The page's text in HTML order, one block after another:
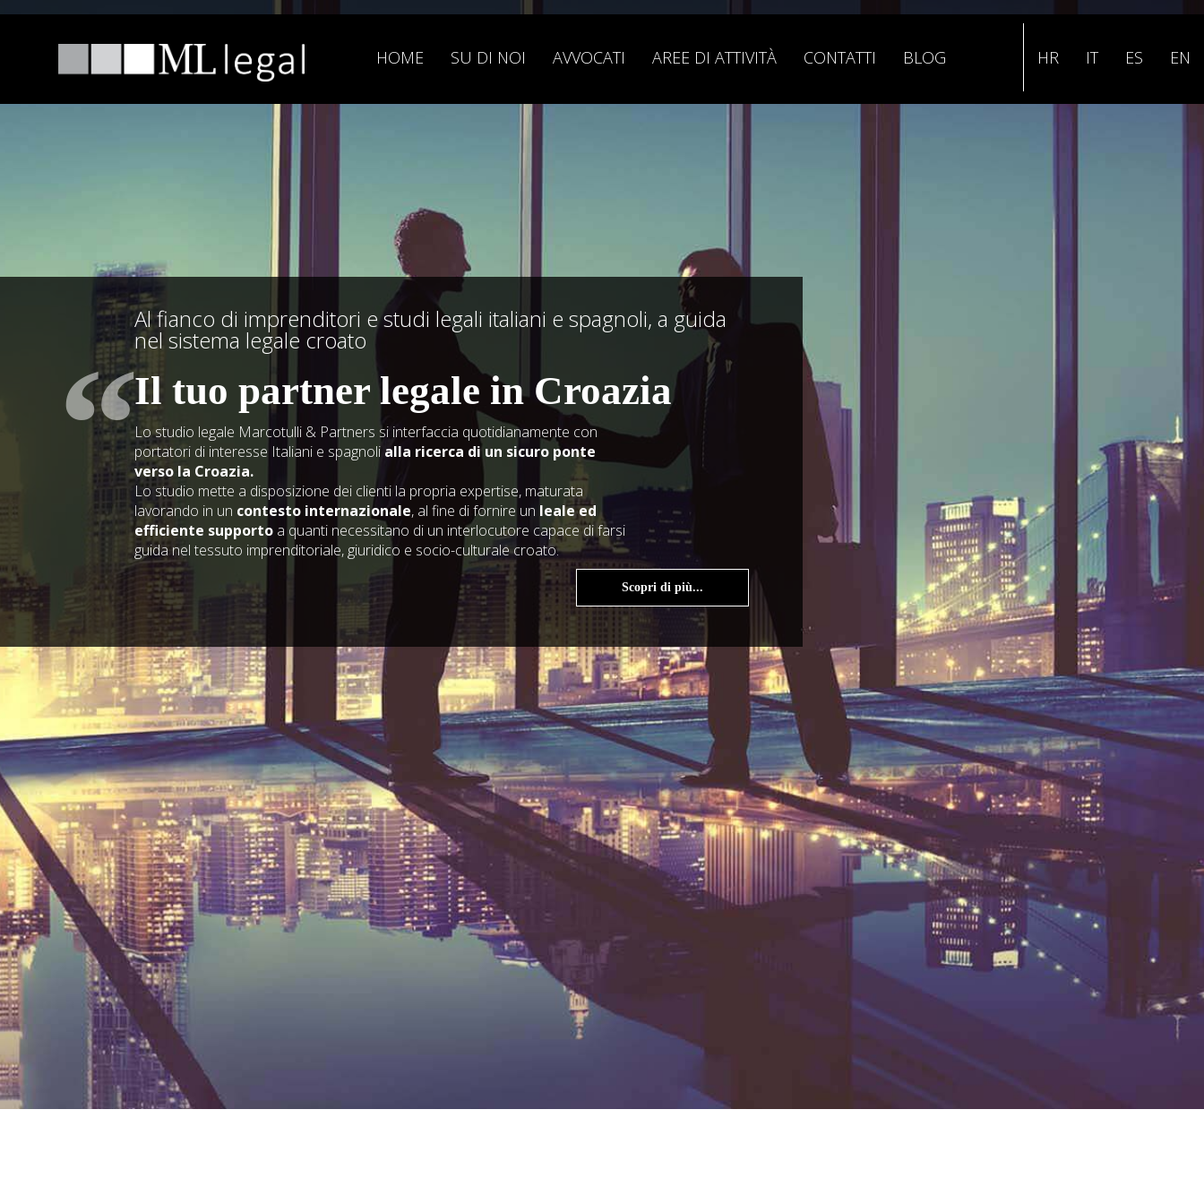
HOME SU DI NOI AVVOCATI AREE DI ATTIVITÀ CONTATTI BLOG HR IT ES EN
Al fianco di imprenditori e studi legali italiani e spagnoli, a guida
nel sistema legale croato
Il tuo partner legale in Croazia
Lo studio legale Marcotulli & Partners si interfaccia quotidianamente con
portatori di interesse Italiani e spagnoli alla ricerca di un sicuro ponte
verso la Croazia.
Lo studio mette a disposizione dei clienti la propria expertise, maturata
lavorando in un contesto internazionale, al fine di fornire un leale ed
efficiente supporto a quanti necessitano di un interlocutore capace di farsi
guida nel tessuto imprenditoriale, giuridico e socio-culturale croato.
Scopri di più...